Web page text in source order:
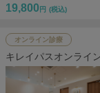
19,800 円 (税込)
オンライン診療
キレイパスオンライ